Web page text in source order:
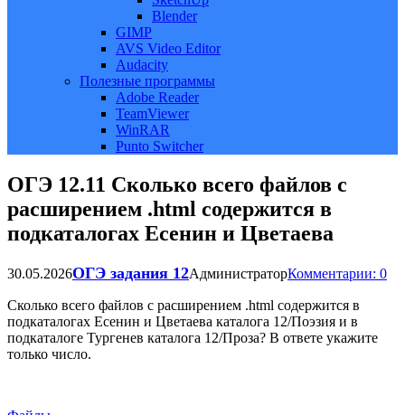
Blender
GIMP
AVS Video Editor
Audacity
Полезные программы
Adobe Reader
TeamViewer
WinRAR
Punto Switcher
ОГЭ 12.11 Сколько всего файлов с
расширением .html содержится в
подкаталогах Есенин и Цветаева
30.05.2026ОГЭ задания 12АдминистраторКомментарии: 0
Сколько всего файлов с расширением .html содержится в
подкаталогах Есенин и Цветаева каталога 12/Поэзия и в
подкаталоге Тургенев каталога 12/Проза? В ответе укажите
только число.